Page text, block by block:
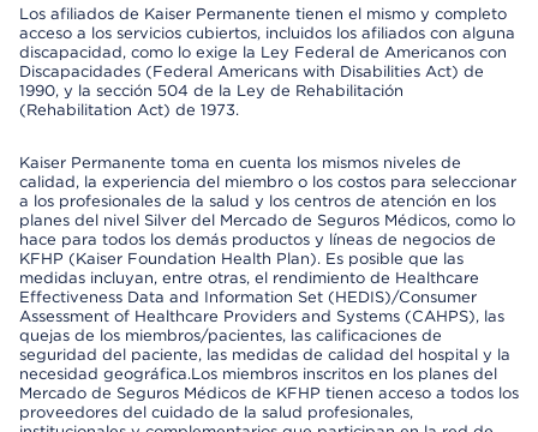
Los afiliados de Kaiser Permanente tienen el mismo y completo
acceso a los servicios cubiertos, incluidos los afiliados con alguna
discapacidad, como lo exige la Ley Federal de Americanos con
Discapacidades (Federal Americans with Disabilities Act) de
1990, y la sección 504 de la Ley de Rehabilitación
(Rehabilitation Act) de 1973.
Kaiser Permanente toma en cuenta los mismos niveles de
calidad, la experiencia del miembro o los costos para seleccionar
a los profesionales de la salud y los centros de atención en los
planes del nivel Silver del Mercado de Seguros Médicos, como lo
hace para todos los demás productos y líneas de negocios de
KFHP (Kaiser Foundation Health Plan). Es posible que las
medidas incluyan, entre otras, el rendimiento de Healthcare
Effectiveness Data and Information Set (HEDIS)/Consumer
Assessment of Healthcare Providers and Systems (CAHPS), las
quejas de los miembros/pacientes, las calificaciones de
seguridad del paciente, las medidas de calidad del hospital y la
necesidad geográfica.Los miembros inscritos en los planes del
Mercado de Seguros Médicos de KFHP tienen acceso a todos los
proveedores del cuidado de la salud profesionales,